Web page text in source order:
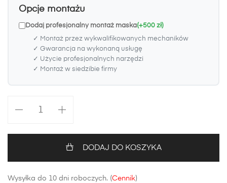
Opcje montażu
Dodaj profesjonalny montaż maska(+500 zł)
✓ Montaż przez wykwalifikowanych mechaników
✓ Gwarancja na wykonaną usługę
✓ Użycie profesjonalnych narzędzi
✓ Montaż w siedzibie firmy
DODAJ DO KOSZYKA
Wysyłka do 10 dni roboczych. (Cennik)